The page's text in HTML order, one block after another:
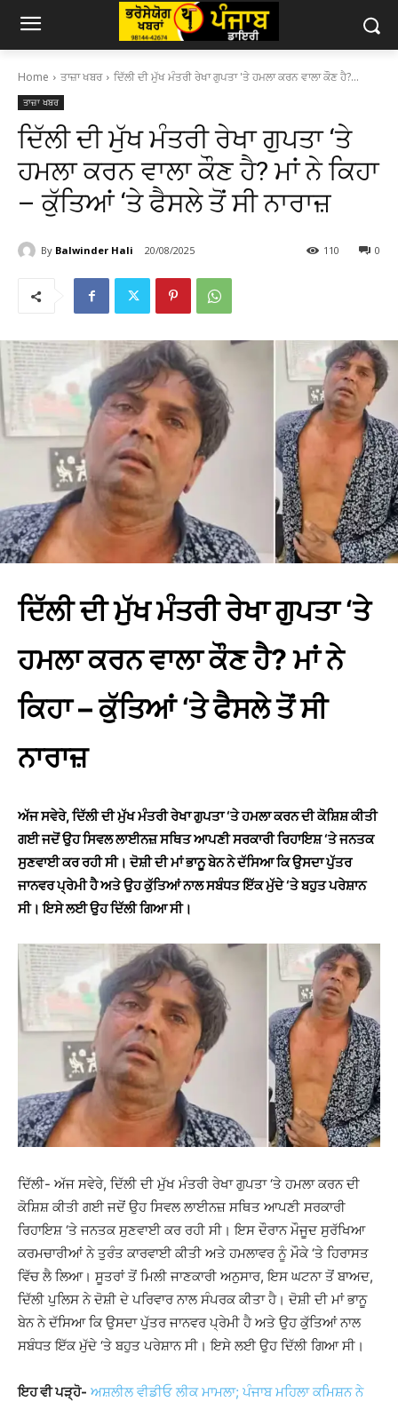
Home ਤਾਜ਼ਾ ਖਬਰ ਦਿੱਲੀ ਦੀ ਮੁੱਖ ਮੰਤਰੀ ਰੇਖਾ ਗੁਪਤਾ 'ਤੇ ਹਮਲਾ ਕਰਨ ਵਾਲਾ ਕੌਣ ਹੈ?...
ਤਾਜ਼ਾ ਖਬਰ
ਦਿੱਲੀ ਦੀ ਮੁੱਖ ਮੰਤਰੀ ਰੇਖਾ ਗੁਪਤਾ ‘ਤੇ
ਹਮਲਾ ਕਰਨ ਵਾਲਾ ਕੌਣ ਹੈ? ਮਾਂ ਨੇ ਕਿਹਾ
– ਕੁੱਤਿਆਂ ‘ਤੇ ਫੈਸਲੇ ਤੋਂ ਸੀ ਨਾਰਾਜ਼
By Balwinder Hali 20/08/2025 0
110
ਦਿੱਲੀ ਦੀ ਮੁੱਖ ਮੰਤਰੀ ਰੇਖਾ ਗੁਪਤਾ ‘ਤੇ
ਹਮਲਾ ਕਰਨ ਵਾਲਾ ਕੌਣ ਹੈ? ਮਾਂ ਨੇ
ਕਿਹਾ – ਕੁੱਤਿਆਂ ‘ਤੇ ਫੈਸਲੇ ਤੋਂ ਸੀ
ਨਾਰਾਜ਼
ਅੱਜ ਸਵੇਰੇ, ਦਿੱਲੀ ਦੀ ਮੁੱਖ ਮੰਤਰੀ ਰੇਖਾ ਗੁਪਤਾ ‘ਤੇ ਹਮਲਾ ਕਰਨ ਦੀ ਕੋਸ਼ਿਸ਼ ਕੀਤੀ
ਗਈ ਜਦੋਂ ਉਹ ਸਿਵਲ ਲਾਈਨਜ਼ ਸਥਿਤ ਆਪਣੀ ਸਰਕਾਰੀ ਰਿਹਾਇਸ਼ ‘ਤੇ ਜਨਤਕ
ਸੁਣਵਾਈ ਕਰ ਰਹੀ ਸੀ। ਦੋਸ਼ੀ ਦੀ ਮਾਂ ਭਾਨੂ ਬੇਨ ਨੇ ਦੱਸਿਆ ਕਿ ਉਸਦਾ ਪੁੱਤਰ
ਜਾਨਵਰ ਪ੍ਰੇਮੀ ਹੈ ਅਤੇ ਉਹ ਕੁੱਤਿਆਂ ਨਾਲ ਸਬੰਧਤ ਇੱਕ ਮੁੱਦੇ ‘ਤੇ ਬਹੁਤ ਪਰੇਸ਼ਾਨ
ਸੀ। ਇਸੇ ਲਈ ਉਹ ਦਿੱਲੀ ਗਿਆ ਸੀ।
ਦਿੱਲੀ- ਅੱਜ ਸਵੇਰੇ, ਦਿੱਲੀ ਦੀ ਮੁੱਖ ਮੰਤਰੀ ਰੇਖਾ ਗੁਪਤਾ ‘ਤੇ ਹਮਲਾ ਕਰਨ ਦੀ
ਕੋਸ਼ਿਸ਼ ਕੀਤੀ ਗਈ ਜਦੋਂ ਉਹ ਸਿਵਲ ਲਾਈਨਜ਼ ਸਥਿਤ ਆਪਣੀ ਸਰਕਾਰੀ
ਰਿਹਾਇਸ਼ ‘ਤੇ ਜਨਤਕ ਸੁਣਵਾਈ ਕਰ ਰਹੀ ਸੀ। ਇਸ ਦੌਰਾਨ ਮੌਜੂਦ ਸੁਰੱਖਿਆ
ਕਰਮਚਾਰੀਆਂ ਨੇ ਤੁਰੰਤ ਕਾਰਵਾਈ ਕੀਤੀ ਅਤੇ ਹਮਲਾਵਰ ਨੂੰ ਮੌਕੇ ‘ਤੇ ਹਿਰਾਸਤ
ਵਿੱਚ ਲੈ ਲਿਆ। ਸੂਤਰਾਂ ਤੋਂ ਮਿਲੀ ਜਾਣਕਾਰੀ ਅਨੁਸਾਰ, ਇਸ ਘਟਨਾ ਤੋਂ ਬਾਅਦ,
ਦਿੱਲੀ ਪੁਲਿਸ ਨੇ ਦੋਸ਼ੀ ਦੇ ਪਰਿਵਾਰ ਨਾਲ ਸੰਪਰਕ ਕੀਤਾ ਹੈ। ਦੋਸ਼ੀ ਦੀ ਮਾਂ ਭਾਨੂ
ਬੇਨ ਨੇ ਦੱਸਿਆ ਕਿ ਉਸਦਾ ਪੁੱਤਰ ਜਾਨਵਰ ਪ੍ਰੇਮੀ ਹੈ ਅਤੇ ਉਹ ਕੁੱਤਿਆਂ ਨਾਲ
ਸਬੰਧਤ ਇੱਕ ਮੁੱਦੇ ‘ਤੇ ਬਹੁਤ ਪਰੇਸ਼ਾਨ ਸੀ। ਇਸੇ ਲਈ ਉਹ ਦਿੱਲੀ ਗਿਆ ਸੀ।
ਇਹ ਵੀ ਪੜ੍ਹੋ- ਅਸ਼ਲੀਲ ਵੀਡੀਓ ਲੀਕ ਮਾਮਲਾ; ਪੰਜਾਬ ਮਹਿਲਾ ਕਮਿਸ਼ਨ ਨੇ